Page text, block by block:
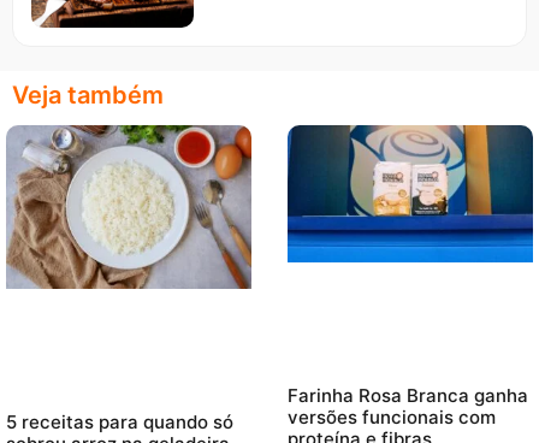
Veja também
5 receitas para quando só
Farinha Rosa Branca ganha
versões funcionais com